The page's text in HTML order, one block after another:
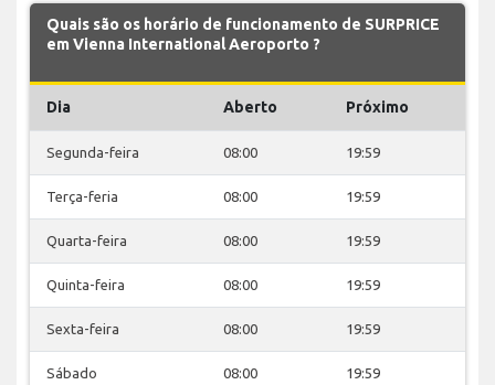
Quais são os horário de funcionamento de SURPRICE
em Vienna International Aeroporto ?
Dia Aberto Próximo
Segunda-feira 08:00 19:59
Terça-feria 08:00 19:59
Quarta-feira 08:00 19:59
Quinta-feira 08:00 19:59
Sexta-feira 08:00 19:59
Sábado 08:00 19:59